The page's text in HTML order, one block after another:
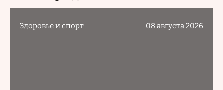
Здоровье и спорт 08 августа 2026